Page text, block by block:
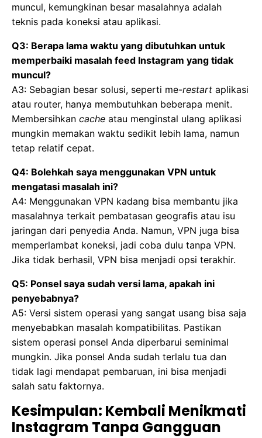
muncul, kemungkinan besar masalahnya adalah
teknis pada koneksi atau aplikasi.
Q3: Berapa lama waktu yang dibutuhkan untuk
memperbaiki masalah feed Instagram yang tidak
muncul?
A3: Sebagian besar solusi, seperti me-restart aplikasi
atau router, hanya membutuhkan beberapa menit.
Membersihkan cache atau menginstal ulang aplikasi
mungkin memakan waktu sedikit lebih lama, namun
tetap relatif cepat.
Q4: Bolehkah saya menggunakan VPN untuk
mengatasi masalah ini?
A4: Menggunakan VPN kadang bisa membantu jika
masalahnya terkait pembatasan geografis atau isu
jaringan dari penyedia Anda. Namun, VPN juga bisa
memperlambat koneksi, jadi coba dulu tanpa VPN.
Jika tidak berhasil, VPN bisa menjadi opsi terakhir.
Q5: Ponsel saya sudah versi lama, apakah ini
penyebabnya?
A5: Versi sistem operasi yang sangat usang bisa saja
menyebabkan masalah kompatibilitas. Pastikan
sistem operasi ponsel Anda diperbarui seminimal
mungkin. Jika ponsel Anda sudah terlalu tua dan
tidak lagi mendapat pembaruan, ini bisa menjadi
salah satu faktornya.
Kesimpulan: Kembali Menikmati
Instagram Tanpa Gangguan